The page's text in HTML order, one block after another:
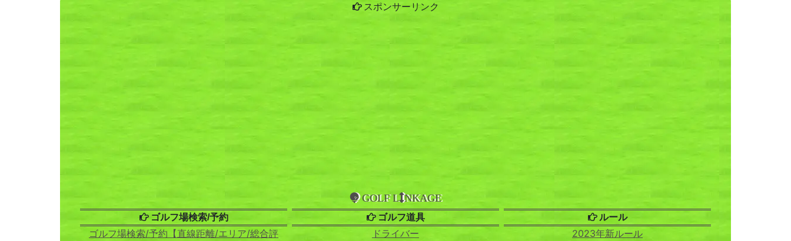
スポンサーリンク
GOLF L NKAGE
ゴルフ場検索/予約
ゴルフ場検索/予約【直線距離/エリア/総合評
ゴルフ道具
ドライバー
ルール
2023年新ルール